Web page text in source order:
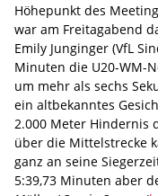
Höhepunkt des
war am Freitagabend
Emily Junginger (VfL
Minuten die U20-WM-
um mehr als sechs
ein altbekanntes
2.000 Meter Hindernis
über die Mittelstrecke
ganz an seine
5:39,73 Minuten aber